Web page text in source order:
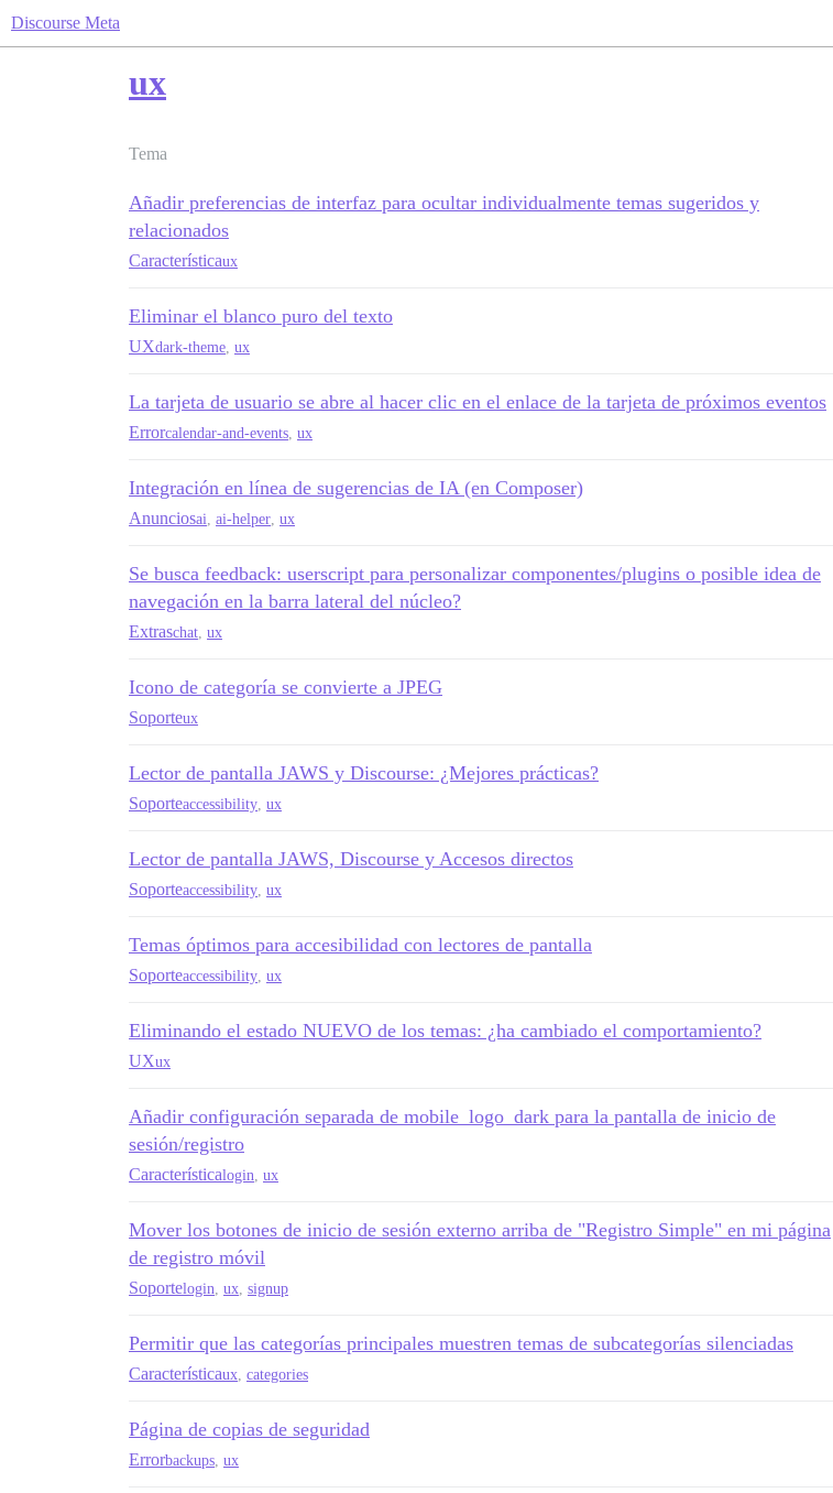
Discourse Meta
ux
Tema
Añadir preferencias de interfaz para ocultar individualmente temas sugeridos y
relacionados
Característicaux
Eliminar el blanco puro del texto
UXdark-theme ux
La tarjeta de usuario se abre al hacer clic en el enlace de la tarjeta de próximos eventos
Errorcalendar-and-events ux
Integración en línea de sugerencias de IA (en Composer)
Anunciosai ai-helper ux
Se busca feedback: userscript para personalizar componentes/plugins o posible idea de
navegación en la barra lateral del núcleo?
Extraschat ux
Icono de categoría se convierte a JPEG
Soporteux
Lector de pantalla JAWS y Discourse: ¿Mejores prácticas?
Soporteaccessibility ux
Lector de pantalla JAWS, Discourse y Accesos directos
Soporteaccessibility ux
Temas óptimos para accesibilidad con lectores de pantalla
Soporteaccessibility ux
Eliminando el estado NUEVO de los temas: ¿ha cambiado el comportamiento?
UXux
Añadir configuración separada de mobile_logo_dark para la pantalla de inicio de
sesión/registro
Característicalogin ux
Mover los botones de inicio de sesión externo arriba de "Registro Simple" en mi página
de registro móvil
Soportelogin ux signup
Permitir que las categorías principales muestren temas de subcategorías silenciadas
Característicaux categories
Página de copias de seguridad
Errorbackups ux